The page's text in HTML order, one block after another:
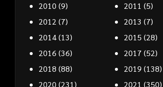
2010 (9) 2011 (5)
2012 (7) 2013 (7)
2014(13) 2015 (28)
2016 (36) 2017 (52)
2018 (88) 2019 (138)
2020 (231) 2021 (350)